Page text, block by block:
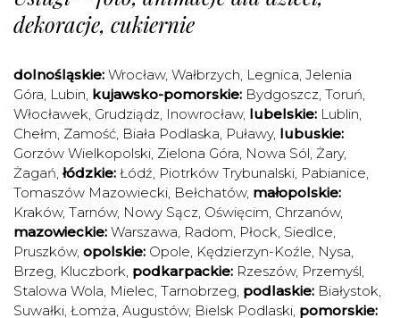
dekoracje, cukiernie
dolnośląskie: Wrocław, Wałbrzych, Legnica, Jelenia
Góra, Lubin, kujawsko-pomorskie: Bydgoszcz, Toruń,
Włocławek, Grudziądz, Inowrocław, lubelskie: Lublin,
Chełm, Zamość, Biała Podlaska, Puławy, lubuskie:
Gorzów Wielkopolski, Zielona Góra, Nowa Sól, Żary,
Żagań, łódzkie: Łódź, Piotrków Trybunalski, Pabianice,
Tomaszów Mazowiecki, Bełchatów, małopolskie:
Kraków, Tarnów, Nowy Sącz, Oświęcim, Chrzanów,
mazowieckie: Warszawa, Radom, Płock, Siedlce,
Pruszków, opolskie: Opole, Kędzierzyn-Koźle, Nysa,
Brzeg, Kluczbork, podkarpackie: Rzeszów, Przemyśl,
Stalowa Wola, Mielec, Tarnobrzeg, podlaskie: Białystok,
Suwałki, Łomża, Augustów, Bielsk Podlaski, pomorskie: